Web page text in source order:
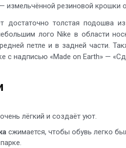
измельчённой резиновой крошки
достаточно толстая подошва
лого Nike в области
петле и в задней части.
с надписью «Made on Earth» —
очень лёгкий и создаёт уют.
сжимается, чтобы обувь легко